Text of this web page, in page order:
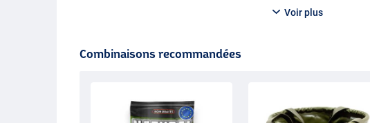
Voir plus
Combinaisons recommandées